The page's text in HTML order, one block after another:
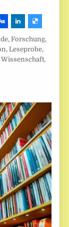
,Forschung,
,Leseprobe,
Wissenschaft,